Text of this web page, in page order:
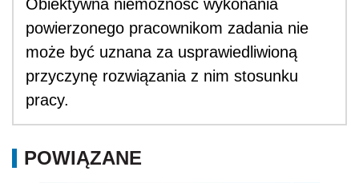
Obiektywna niemożność wykonania
powierzonego pracownikom zadania nie
może być uznana za usprawiedliwioną
przyczynę rozwiązania z nim stosunku
pracy.
POWIĄZANE